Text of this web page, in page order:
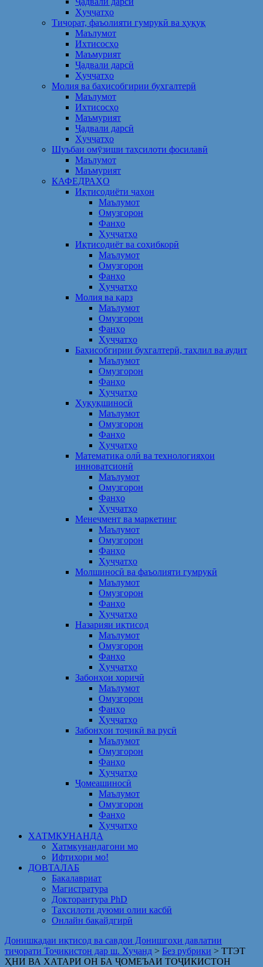
Ҳуҷҷатҳо
Тиҷорат, фаъолияти гумрукӣ ва ҳуқуқ
Маълумот
Ихтисосҳо
Маъмурият
Ҷадвали дарсӣ
Ҳуҷҷатҳо
Молия ва баҳисобгирии бухгалтерӣ
Маълумот
Ихтисосҳо
Маъмурият
Ҷадвали дарсӣ
Ҳуҷҷатҳо
Шуъбаи омӯзиши таҳсилоти фосилавӣ
Маълумот
Маъмурият
КАФЕДРАҲО
Иқтисодиёти ҷаҳон
Маълумот
Омузгорон
Фанҳо
Ҳуҷҷатҳо
Иқтисодиёт ва соҳибкорӣ
Маълумот
Омузгорон
Фанҳо
Ҳуҷҷатҳо
Молия ва қарз
Маълумот
Омузгорон
Фанҳо
Ҳуҷҷатҳо
Баҳисобгирии бухгалтерӣ, таҳлил ва аудит
Маълумот
Омузгорон
Фанҳо
Ҳуҷҷатҳо
Ҳуқуқшиносӣ
Маълумот
Омузгорон
Фанҳо
Ҳуҷҷатҳо
Математика олӣ ва технологияҳои
инноватсионӣ
Маълумот
Омузгорон
Фанҳо
Ҳуҷҷатҳо
Менеҷмент ва маркетинг
Маълумот
Омузгорон
Фанҳо
Ҳуҷҷатҳо
Молшиносӣ ва фаъолияти гумрукӣ
Маълумот
Омузгорон
Фанҳо
Ҳуҷҷатҳо
Назарияи иқтисод
Маълумот
Омузгорон
Фанҳо
Ҳуҷҷатҳо
Забонҳои хориҷӣ
Маълумот
Омузгорон
Фанҳо
Ҳуҷҷатҳо
Забонҳои тоҷикӣ ва русӣ
Маълумот
Омузгорон
Фанҳо
Ҳуҷҷатҳо
Ҷомеашиносӣ
Маълумот
Омузгорон
Фанҳо
Ҳуҷҷатҳо
ХАТМКУНАНДА
Хатмкунандагони мо
Ифтихори мо!
ДОВТАЛАБ
Бакалавриат
Магистратура
Докторантура PhD
Таҳсилоти дуюми олии касбӣ
Онлайн бақайдгирӣ
Донишкадаи иқтисод ва савдои Донишгоҳи давлатии
тиҷорати Тоҷикистон дар ш. Хуҷанд > Без рубрики > ТТЭТ
ҲНИ ВА ХАТАРИ ОН БА ҶОМЕЪАИ ТОҶИКИСТОН